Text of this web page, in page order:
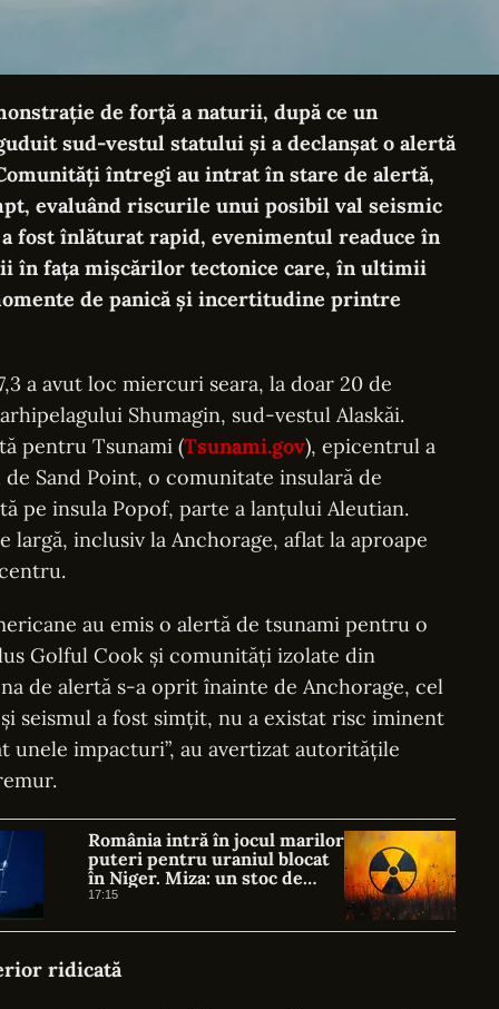
de forță a naturii, după ce un
sud-vestul statului și a declanșat o alertă
întregi au intrat în stare de alertă,
evaluând riscurile unui posibil val seismic
fost înlăturat rapid, evenimentul readuce în
în fața mișcărilor tectonice care, în ultimii
de panică și incertitudine printre
a avut loc miercuri seara, la doar 20 de
Shumagin, sud-vestul Alaskăi.
pentru Tsunami (Tsunami.gov), epicentrul a
Sand Point, o comunitate insulară de
pe insula Popof, parte a lanțului Aleutian.
inclusiv la Anchorage, aflat la aproape
au emis o alertă de tsunami pentru o
Golful Cook și comunități izolate din
de alertă s-a oprit înainte de Anchorage, cel
seismul a fost simțit, nu a existat risc iminent
unele impacturi”, au avertizat autoritățile
România intră în jocul marilor
puteri pentru uraniul blocat
în Niger. Miza: un stoc de
peste 1.000 de tone
17:15
ridicată